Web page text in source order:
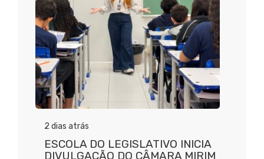
2 dias atrás
ESCOLA DO LEGISLATIVO INICIA
DIVULGAÇÃO DO CÂMARA MIRIM